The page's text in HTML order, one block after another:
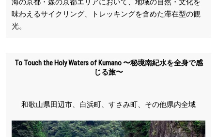
海の京都・森の京都エリアにおいて、地域の自然・文化を
味わえるサイクリング、トレッキングを含めた滞在型の観
光。
To Touch the Holy Waters of Kumano 〜秘境南紀水を全身で感
じる旅〜
和歌山県田辺市、白浜町、すさみ町、その他県内全域